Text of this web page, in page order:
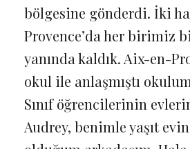
bölgesine gönderdi. İki
Provence’da her birimiz
yanında kaldık. Aix-en-
okul ile anlaşmıştı
Sınıf öğrencilerinin
Audrey, benimle yaşıt